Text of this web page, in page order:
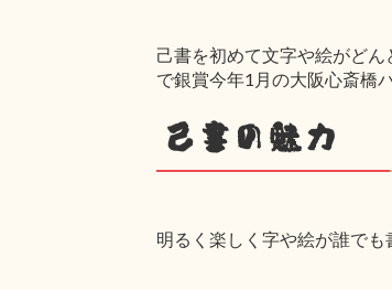
己書を初めて文字や絵がど
で銀賞今年1月の大阪心斎橋
己書の魅力
明るく楽しく字や絵が誰でも